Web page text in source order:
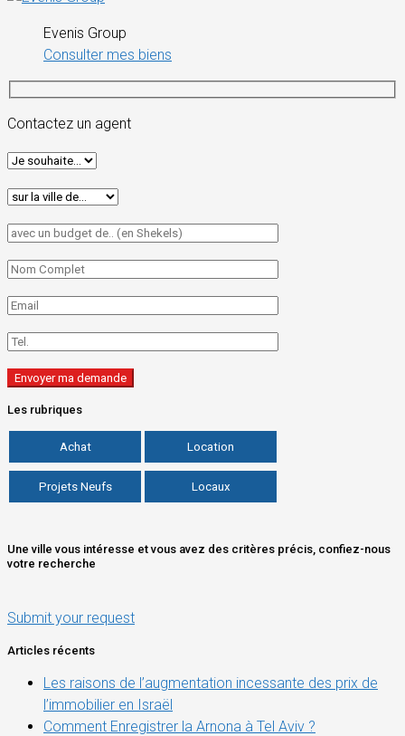
Evenis Group
Consulter mes biens
Contactez un agent
Les rubriques
Achat Location
Projets Neufs Locaux
Une ville vous intéresse et vous avez des critères précis, confiez-nous
votre recherche
Submit your request
Articles récents
Les raisons de l’augmentation incessante des prix de
l’immobilier en Israël
Comment Enregistrer la Arnona à Tel Aviv ?